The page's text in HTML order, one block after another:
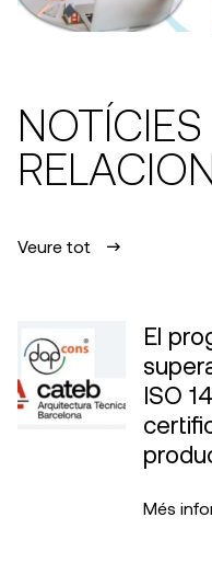
NOTÍCIES
Veure tot
El
ISO
Més